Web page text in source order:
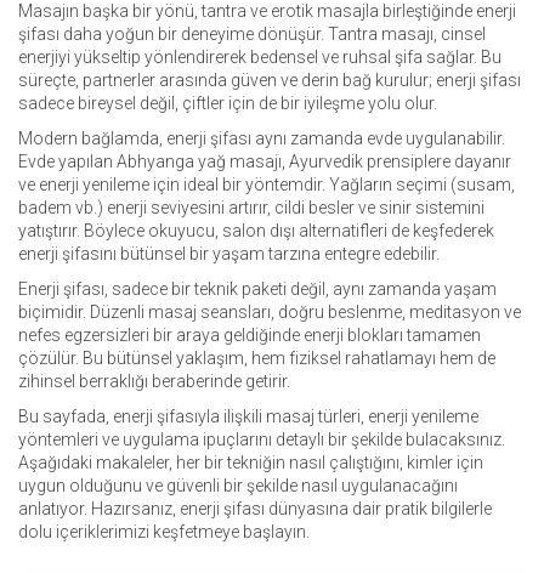
Masajın başka bir yönü, tantra ve erotik masajla birleştiğinde enerji
şifası daha yoğun bir deneyime dönüşür. Tantra masajı, cinsel
enerjiyi yükseltip yönlendirerek bedensel ve ruhsal şifa sağlar. Bu
süreçte, partnerler arasında güven ve derin bağ kurulur; enerji şifası
sadece bireysel değil, çiftler için de bir iyileşme yolu olur.
Modern bağlamda, enerji şifası aynı zamanda evde uygulanabilir.
Evde yapılan Abhyanga yağ masajı, Ayurvedik prensiplere dayanır
ve enerji yenileme için ideal bir yöntemdir. Yağların seçimi (susam,
badem vb.) enerji seviyesini artırır, cildi besler ve sinir sistemini
yatıştırır. Böylece okuyucu, salon dışı alternatifleri de keşfederek
enerji şifasını bütünsel bir yaşam tarzına entegre edebilir.
Enerji şifası, sadece bir teknik paketi değil, aynı zamanda yaşam
biçimidir. Düzenli masaj seansları, doğru beslenme, meditasyon ve
nefes egzersizleri bir araya geldiğinde enerji blokları tamamen
çözülür. Bu bütünsel yaklaşım, hem fiziksel rahatlamayı hem de
zihinsel berraklığı beraberinde getirir.
Bu sayfada, enerji şifasıyla ilişkili masaj türleri, enerji yenileme
yöntemleri ve uygulama ipuçlarını detaylı bir şekilde bulacaksınız.
Aşağıdaki makaleler, her bir tekniğin nasıl çalıştığını, kimler için
uygun olduğunu ve güvenli bir şekilde nasıl uygulanacağını
anlatıyor. Hazırsanız, enerji şifası dünyasına dair pratik bilgilerle
dolu içeriklerimizi keşfetmeye başlayın.